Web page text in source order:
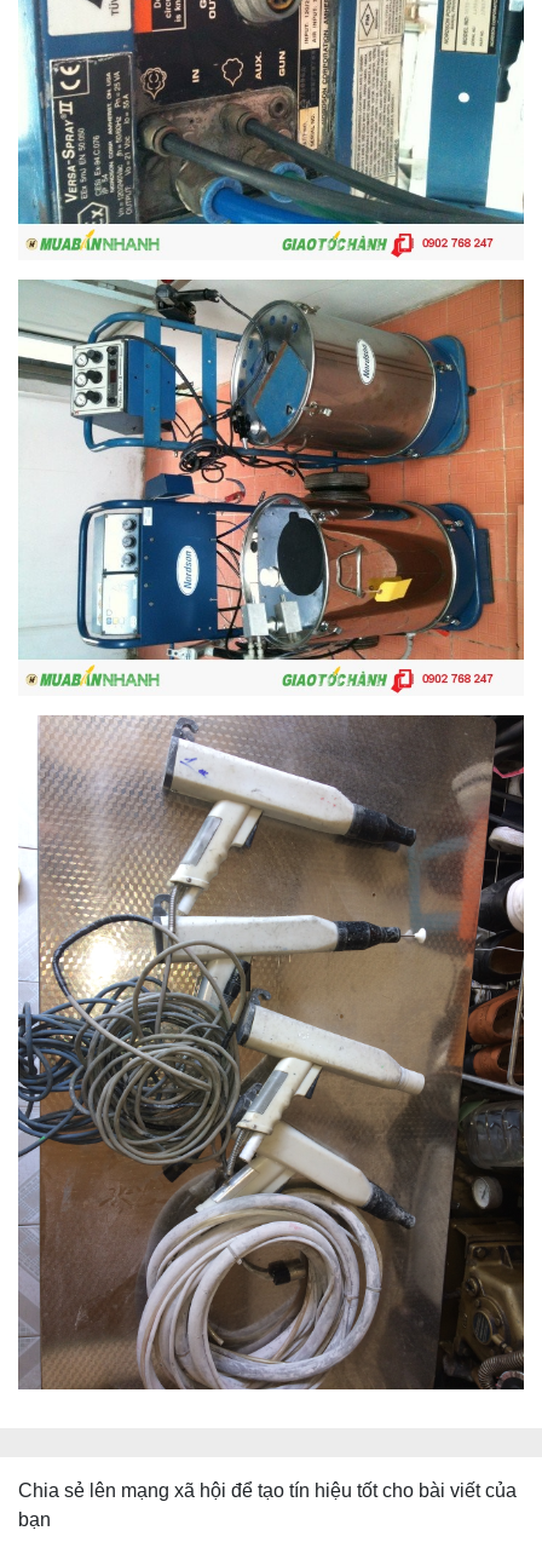
Chia sẻ lên mạng xã hội để tạo tín hiệu tốt cho bài viết của
bạn